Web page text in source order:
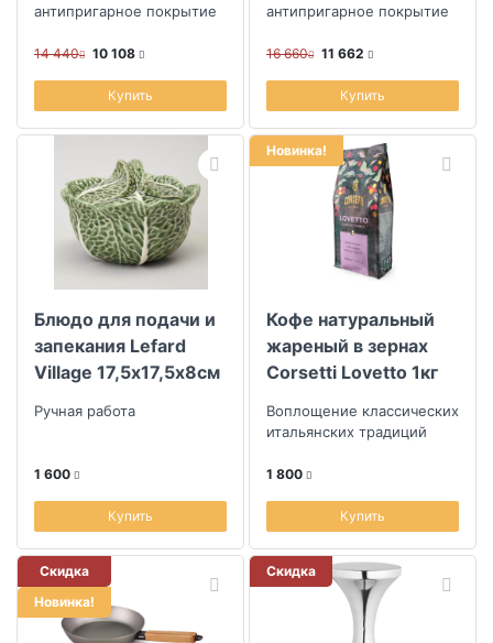
антипригарное покрытие
14 440 10 108
Купить
антипригарное покрытие
16 660 11 662
Купить
Блюдо для подачи и
запекания Lefard
Village 17,5х17,5х8см
Ручная работа
1 600
Купить
Новинка!
Кофе натуральный
жареный в зернах
Corsetti Lovetto 1кг
Воплощение классических
итальянских традиций
1 800
Купить
Скидка
Новинка!
Скидка